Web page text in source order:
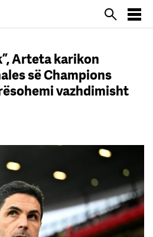
Arteta karikon
së Champions
vazhdimisht